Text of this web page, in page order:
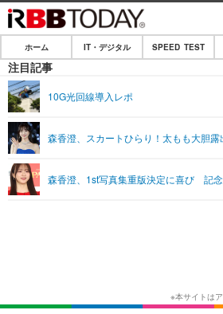
ホーム
IT・デジタル
ショッピング
SPEED TEST
エンタメ
エンタメTOP
ライフ
ホーム IT・デジタル SPEED TEST
注目記事
10G光回線導入レポ
森香澄、スカートひらり！太もも大胆
森香澄、1st写真集重版決定に喜び 記